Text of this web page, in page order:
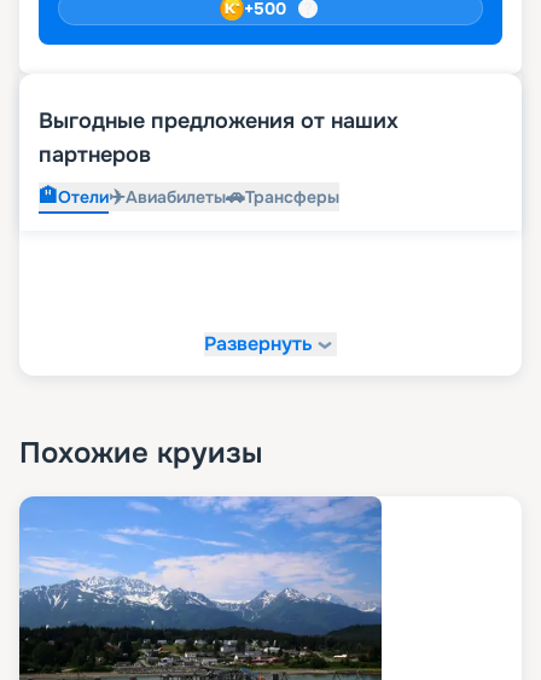
+500
Выгодные предложения от наших
партнеров
🏨Отели✈️Авиабилеты🚗Трансферы
Развернуть
Похожие круизы